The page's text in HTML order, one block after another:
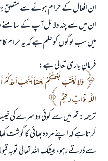
ان افعال کے حرام ہونے سے متعلق
ان میں سے چند دلائل آپ کے سامنے
میں سب لوگوں کو علم ہے کہ یہ حرام
فرمانِ باری تعالی ہے:
وَلا يَغْتَبْ بَعْضُكُمْ بَعْضاً أَيُحِبُّ أَحَدُكُمْ أَنْ
اللَّهَ تَوَّابٌ رَحِيمٌ
ترجمہ: تم میں سے کوئی دوسرے کی
کرتا ہے کہ اپنے مردہ بھائی کا گوشت
سے ڈرتے رہو، بیشک اللہ تعالی توبہ